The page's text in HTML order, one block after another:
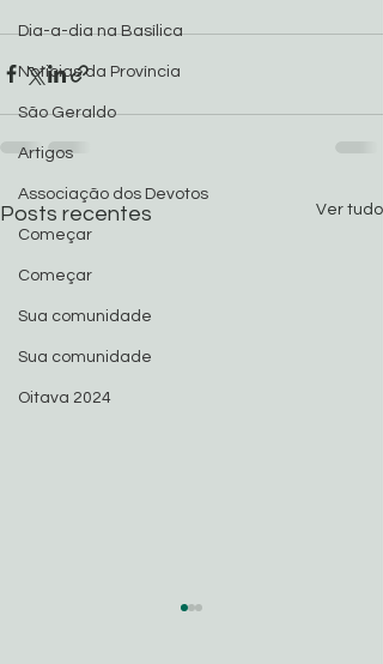
Dia-a-dia na Basílica
Noticias da Província
São Geraldo
Artigos
Associação dos Devotos
Começar
Começar
Sua comunidade
Sua comunidade
Oitava 2024
Posts recentes Ver tudo